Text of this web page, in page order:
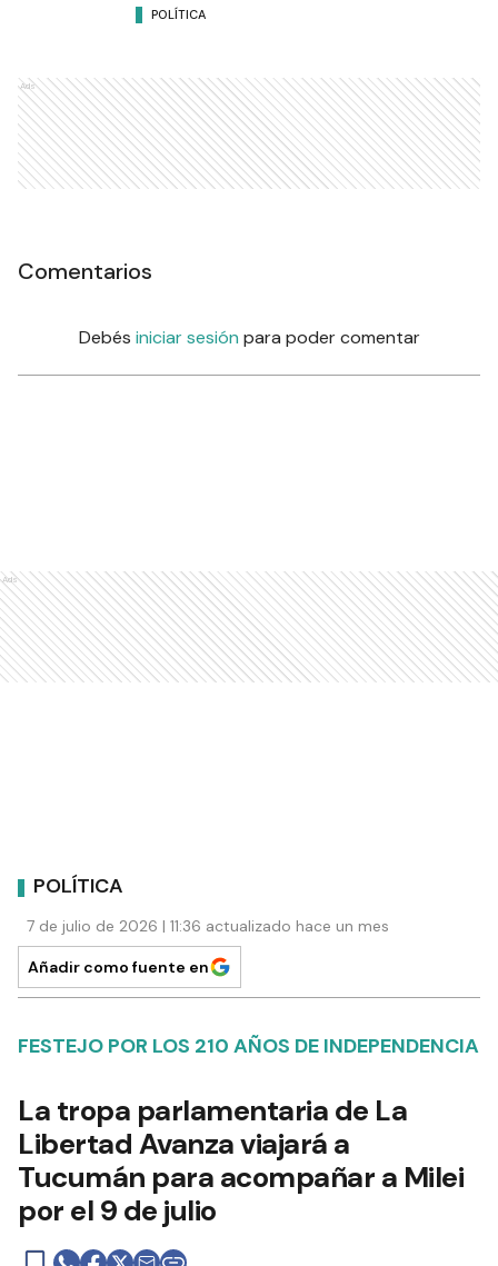
POLÍTICA
Ads
Comentarios
Debés iniciar sesión para poder comentar
Ads
POLÍTICA
7 de julio de 2026 | 11:36 actualizado hace un mes
Añadir como fuente en
FESTEJO POR LOS 210 AÑOS DE INDEPENDENCIA
La tropa parlamentaria de La
Libertad Avanza viajará a
Tucumán para acompañar a Milei
por el 9 de julio